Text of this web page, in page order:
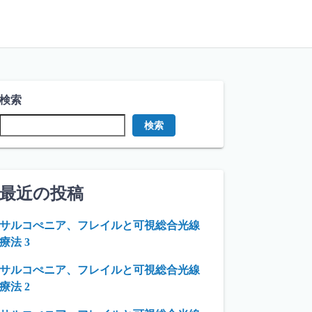
検索
検索
最近の投稿
サルコぺニア、フレイルと可視総合光線
療法 3
サルコぺニア、フレイルと可視総合光線
療法 2